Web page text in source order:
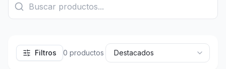
Filtros 0 productos